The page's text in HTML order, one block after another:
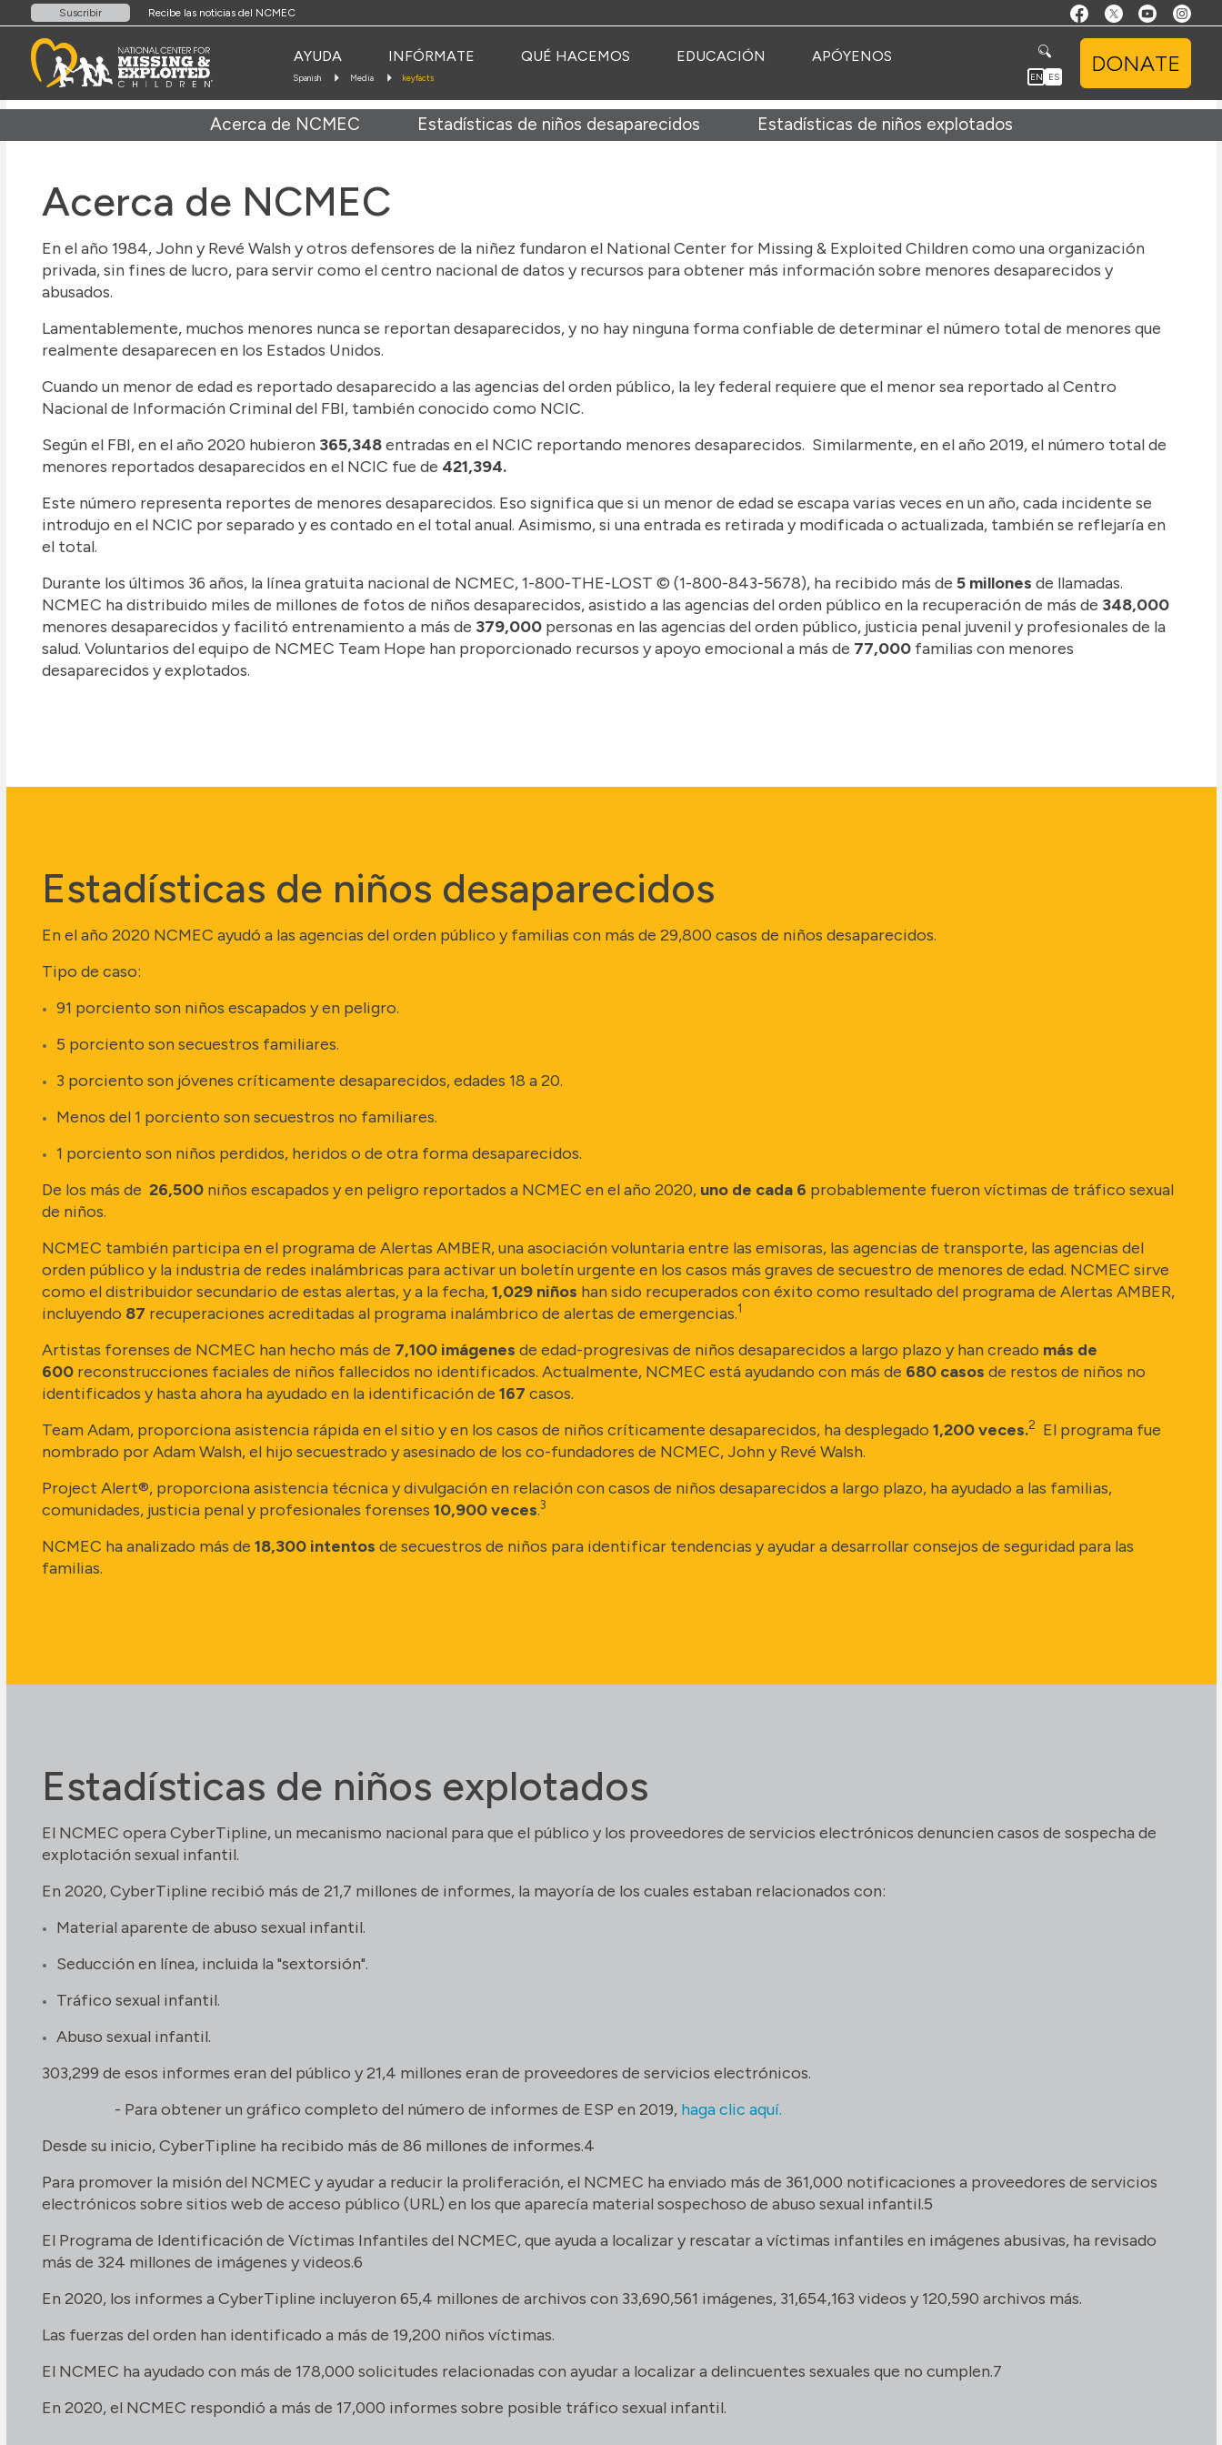
Suscribir Recibe las noticias del NCMEC
AYUDA INFÓRMATE QUÉ HACEMOS EDUCACIÓN APÓYENOS
Spanish Media keyfacts EN ES
DONATE
Acerca de NCMEC Estadísticas de niños desaparecidos Estadísticas de niños explotados
Acerca de NCMEC
En el año 1984, John y Revé Walsh y otros defensores de la niñez fundaron el National Center for Missing & Exploited Children como una organización
privada, sin fines de lucro, para servir como el centro nacional de datos y recursos para obtener más información sobre menores desaparecidos y
abusados.
Lamentablemente, muchos menores nunca se reportan desaparecidos, y no hay ninguna forma confiable de determinar el número total de menores que
realmente desaparecen en los Estados Unidos.
Cuando un menor de edad es reportado desaparecido a las agencias del orden público, la ley federal requiere que el menor sea reportado al Centro
Nacional de Información Criminal del FBI, también conocido como NCIC.
Según el FBI, en el año 2020 hubieron 365,348entradas en el NCIC reportando menores desaparecidos. Similarmente, en el año 2019, el número total de
menores reportados desaparecidos en el NCIC fue de 421,394.
Este número representa reportes de menores desaparecidos. Eso significa que si un menor de edad se escapa varias veces en un año, cada incidente se
introdujo en el NCIC por separado y es contado en el total anual. Asimismo, si una entrada es retirada y modificada o actualizada, también se reflejaría en
el total.
Durante los últimos 36 años, la línea gratuita nacional de NCMEC, 1-800-THE-LOST © (1-800-843-5678), ha recibido más de 5 millones de llamadas.
NCMEC ha distribuido miles de millones de fotos de niños desaparecidos, asistido a las agencias del orden público en la recuperación de más de 348,000
menores desaparecidos y facilitó entrenamiento a más de 379,000 personas en las agencias del orden público, justicia penal juvenil y profesionales de la
salud. Voluntarios del equipo de NCMEC Team Hope han proporcionado recursos y apoyo emocional a más de 77,000 familias con menores
desaparecidos y explotados.
Estadísticas de niños desaparecidos
En el año 2020 NCMEC ayudó a las agencias del orden público y familias con más de 29,800 casos de niños desaparecidos.
Tipo de caso:
91 porciento son niños escapados y en peligro.
5 porciento son secuestros familiares.
3 porciento son jóvenes críticamente desaparecidos, edades 18 a 20.
Menos del 1 porciento son secuestros no familiares.
1 porciento son niños perdidos, heridos o de otra forma desaparecidos.
De los más de 26,500 niños escapados y en peligro reportados a NCMEC en el año 2020, uno de cada 6 probablemente fueron víctimas de tráfico sexual
de niños.
NCMEC también participa en el programa de Alertas AMBER, una asociación voluntaria entre las emisoras, las agencias de transporte, las agencias del
orden público y la industria de redes inalámbricas para activar un boletín urgente en los casos más graves de secuestro de menores de edad. NCMEC sirve
como el distribuidor secundario de estas alertas, y a la fecha,1,029 niños han sido recuperados con éxito como resultado del programa de Alertas AMBER,
incluyendo 87 recuperaciones acreditadas al programa inalámbrico de alertas de emergencias.1
Artistas forenses de NCMEC han hecho más de 7,100 imágenes de edad-progresivas de niños desaparecidos a largo plazo y han creado más de
600 reconstrucciones faciales de niños fallecidos no identificados. Actualmente, NCMEC está ayudando con más de 680 casos de restos de niños no
identificados y hasta ahora ha ayudado en la identificación de 167 casos.
Team Adam, proporciona asistencia rápida en el sitio y en los casos de niños críticamente desaparecidos, ha desplegado 1,200 veces.2
El programa fue
nombrado por Adam Walsh, el hijo secuestrado y asesinado de los co-fundadores de NCMEC, John y Revé Walsh.
Project Alert®, proporciona asistencia técnica y divulgación en relación con casos de niños desaparecidos a largo plazo, ha ayudado a las familias,
comunidades, justicia penal y profesionales forenses 10,900 veces.3
NCMEC ha analizado más de 18,300 intentos de secuestros de niños para identificar tendencias y ayudar a desarrollar consejos de seguridad para las
familias.
Estadísticas de niños explotados
El NCMEC opera CyberTipline, un mecanismo nacional para que el público y los proveedores de servicios electrónicos denuncien casos de sospecha de
explotación sexual infantil.
En 2020, CyberTipline recibió más de 21,7 millones de informes, la mayoría de los cuales estaban relacionados con:
Material aparente de abuso sexual infantil.
Seducción en línea, incluida la "sextorsión".
Tráfico sexual infantil.
Abuso sexual infantil.
303,299 de esos informes eran del público y 21,4 millones eran de proveedores de servicios electrónicos.
- Para obtener un gráfico completo del número de informes de ESP en 2019, haga clic aquí.
Desde su inicio, CyberTipline ha recibido más de 86 millones de informes.4
Para promover la misión del NCMEC y ayudar a reducir la proliferación, el NCMEC ha enviado más de 361,000 notificaciones a proveedores de servicios
electrónicos sobre sitios web de acceso público (URL) en los que aparecía material sospechoso de abuso sexual infantil.5
El Programa de Identificación de Víctimas Infantiles del NCMEC, que ayuda a localizar y rescatar a víctimas infantiles en imágenes abusivas, ha revisado
más de 324 millones de imágenes y videos.6
En 2020, los informes a CyberTipline incluyeron 65,4 millones de archivos con 33,690,561 imágenes, 31,654,163 videos y 120,590 archivos más.
Las fuerzas del orden han identificado a más de 19,200 niños víctimas.
El NCMEC ha ayudado con más de 178,000 solicitudes relacionadas con ayudar a localizar a delincuentes sexuales que no cumplen.7
En 2020, el NCMEC respondió a más de 17,000 informes sobre posible tráfico sexual infantil.